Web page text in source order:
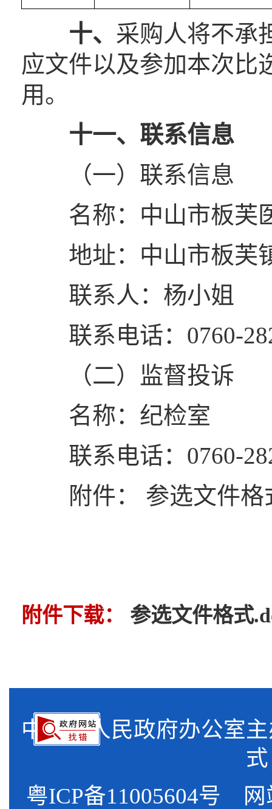
十、 采购人将不承
应文件以及参加本次比
用。
十一、联系信息
（一）联系信息
名称：中山市板芙
地址：中山市板芙
联系人：杨小姐
联系电话：0760-
（二）监督投诉
名称：纪检室
联系电话：0760-
附件： 参选文件格
附件下载： 参选文件格式
中山市人民政府办公
式
粤ICP备11005604号 网